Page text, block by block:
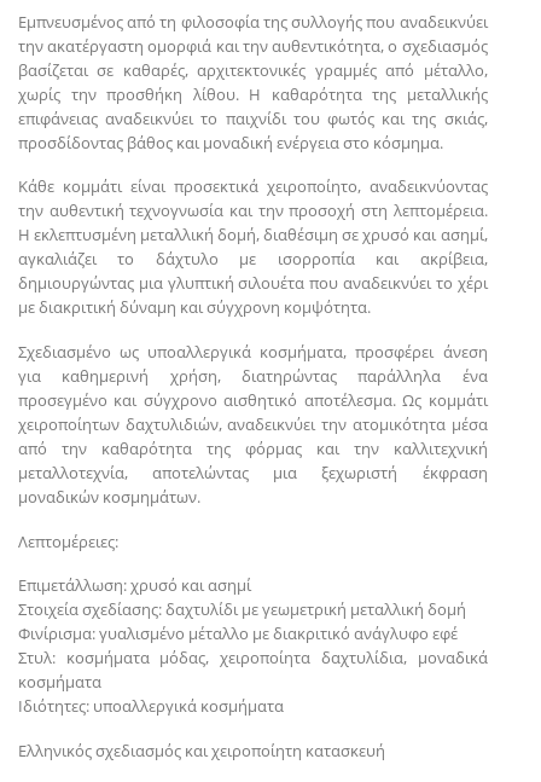
Εμπνευσμένος από τη φιλοσοφία της συλλογής που αναδεικνύει
την ακατέργαστη ομορφιά και την αυθεντικότητα, ο σχεδιασμός
βασίζεται σε καθαρές, αρχιτεκτονικές γραμμές από μέταλλο,
χωρίς την προσθήκη λίθου. Η καθαρότητα της μεταλλικής
επιφάνειας αναδεικνύει το παιχνίδι του φωτός και της σκιάς,
προσδίδοντας βάθος και μοναδική ενέργεια στο κόσμημα.
Κάθε κομμάτι είναι προσεκτικά χειροποίητο, αναδεικνύοντας
την αυθεντική τεχνογνωσία και την προσοχή στη λεπτομέρεια.
Η εκλεπτυσμένη μεταλλική δομή, διαθέσιμη σε χρυσό και ασημί,
αγκαλιάζει το δάχτυλο με ισορροπία και ακρίβεια,
δημιουργώντας μια γλυπτική σιλουέτα που αναδεικνύει το χέρι
με διακριτική δύναμη και σύγχρονη κομψότητα.
Σχεδιασμένο ως υποαλλεργικά κοσμήματα, προσφέρει άνεση
για καθημερινή χρήση, διατηρώντας παράλληλα ένα
προσεγμένο και σύγχρονο αισθητικό αποτέλεσμα. Ως κομμάτι
χειροποίητων δαχτυλιδιών, αναδεικνύει την ατομικότητα μέσα
από την καθαρότητα της φόρμας και την καλλιτεχνική
μεταλλοτεχνία, αποτελώντας μια ξεχωριστή έκφραση
μοναδικών κοσμημάτων.
Λεπτομέρειες:
Επιμετάλλωση: χρυσό και ασημί
Στοιχεία σχεδίασης: δαχτυλίδι με γεωμετρική μεταλλική δομή
Φινίρισμα: γυαλισμένο μέταλλο με διακριτικό ανάγλυφο εφέ
Στυλ: κοσμήματα μόδας, χειροποίητα δαχτυλίδια, μοναδικά
κοσμήματα
Ιδιότητες: υποαλλεργικά κοσμήματα
Ελληνικός σχεδιασμός και χειροποίητη κατασκευή